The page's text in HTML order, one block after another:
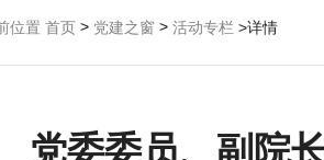
位置 首页 > 党建之窗 > 活动专栏 >详情
党委委员、副院